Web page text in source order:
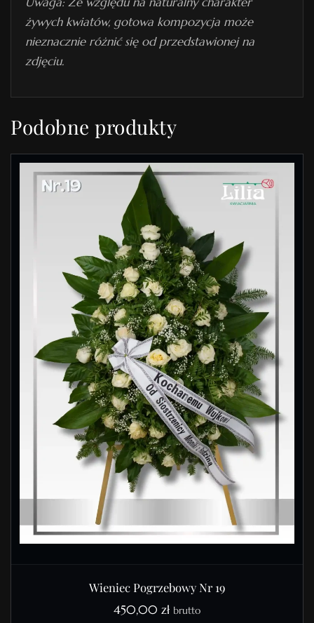
żywych kwiatów, gotowa kompozycja może
nieznacznie różnić się od przedstawionej na
zdjęciu.
Podobne produkty
Wieniec Pogrzebowy Nr 19
450,00 zł brutto